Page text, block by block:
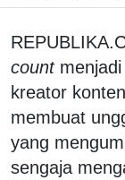
countmenjadi
kreator
membuat
yang
sengaja